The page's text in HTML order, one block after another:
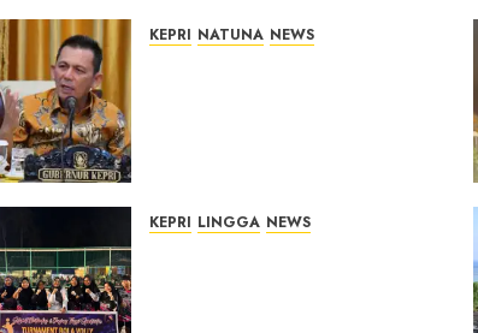
KEPRI NATUNA NEWS
KEPRI LINGGA NEWS